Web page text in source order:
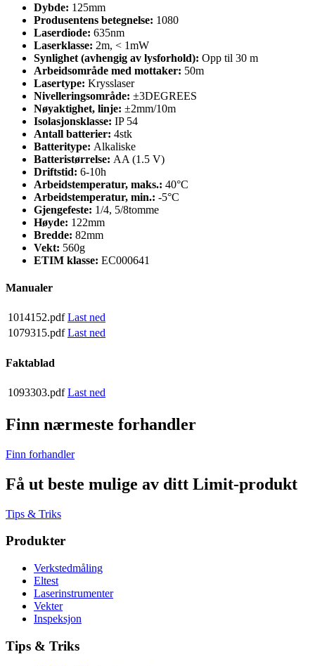
Dybde: 125mm
Produsentens betegnelse: 1080
Laserdiode: 635nm
Laserklasse: 2m, < 1mW
Synlighet (avhengig av lysforhold): Opp til 30 m
Arbeidsområde med mottaker: 50m
Lasertype: Krysslaser
Nivelleringsområde: ±3DEGREES
Nøyaktighet, linje: ±2mm/10m
Isolasjonsklasse: IP 54
Antall batterier: 4stk
Batteritype: Alkaliske
Batteristørrelse: AA (1.5 V)
Driftstid: 6-10h
Arbeidstemperatur, maks.: 40°C
Arbeidstemperatur, min.: -5°C
Gjengefeste: 1/4, 5/8tomme
Høyde: 122mm
Bredde: 82mm
Vekt: 560g
ETIM klasse: EC000641
Manualer
1014152.pdf Last ned
1079315.pdf Last ned
Faktablad
1093303.pdf Last ned
Finn nærmeste forhandler
Finn forhandler
Få ut beste mulige av ditt Limit-produkt
Tips & Triks
Produkter
Verkstedmåling
Eltest
Laserinstrumenter
Vekter
Inspeksjon
Tips & Triks